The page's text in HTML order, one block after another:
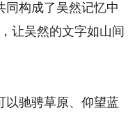
同构成了吴然记忆中
让吴然的文字如山间
驰骋草原、仰望蓝